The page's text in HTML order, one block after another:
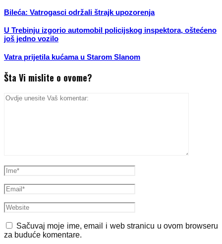
Bileća: Vatrogasci održali štrajk upozorenja
U Trebinju izgorio automobil policijskog inspektora, oštećeno
još jedno vozilo
Vatra prijetila kućama u Starom Slanom
Šta Vi mislite o ovome?
Sačuvaj moje ime, email i web stranicu u ovom browseru
za buduće komentare.